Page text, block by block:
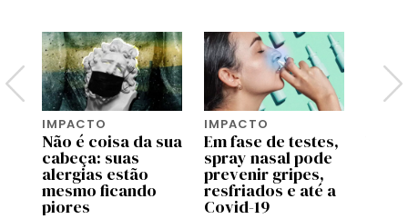
IMPACTO
Não é coisa da sua
cabeça: suas
alergias estão
mesmo ficando
piores
IMPACTO
Em fase de testes,
spray nasal pode
prevenir gripes,
resfriados e até a
Covid-19